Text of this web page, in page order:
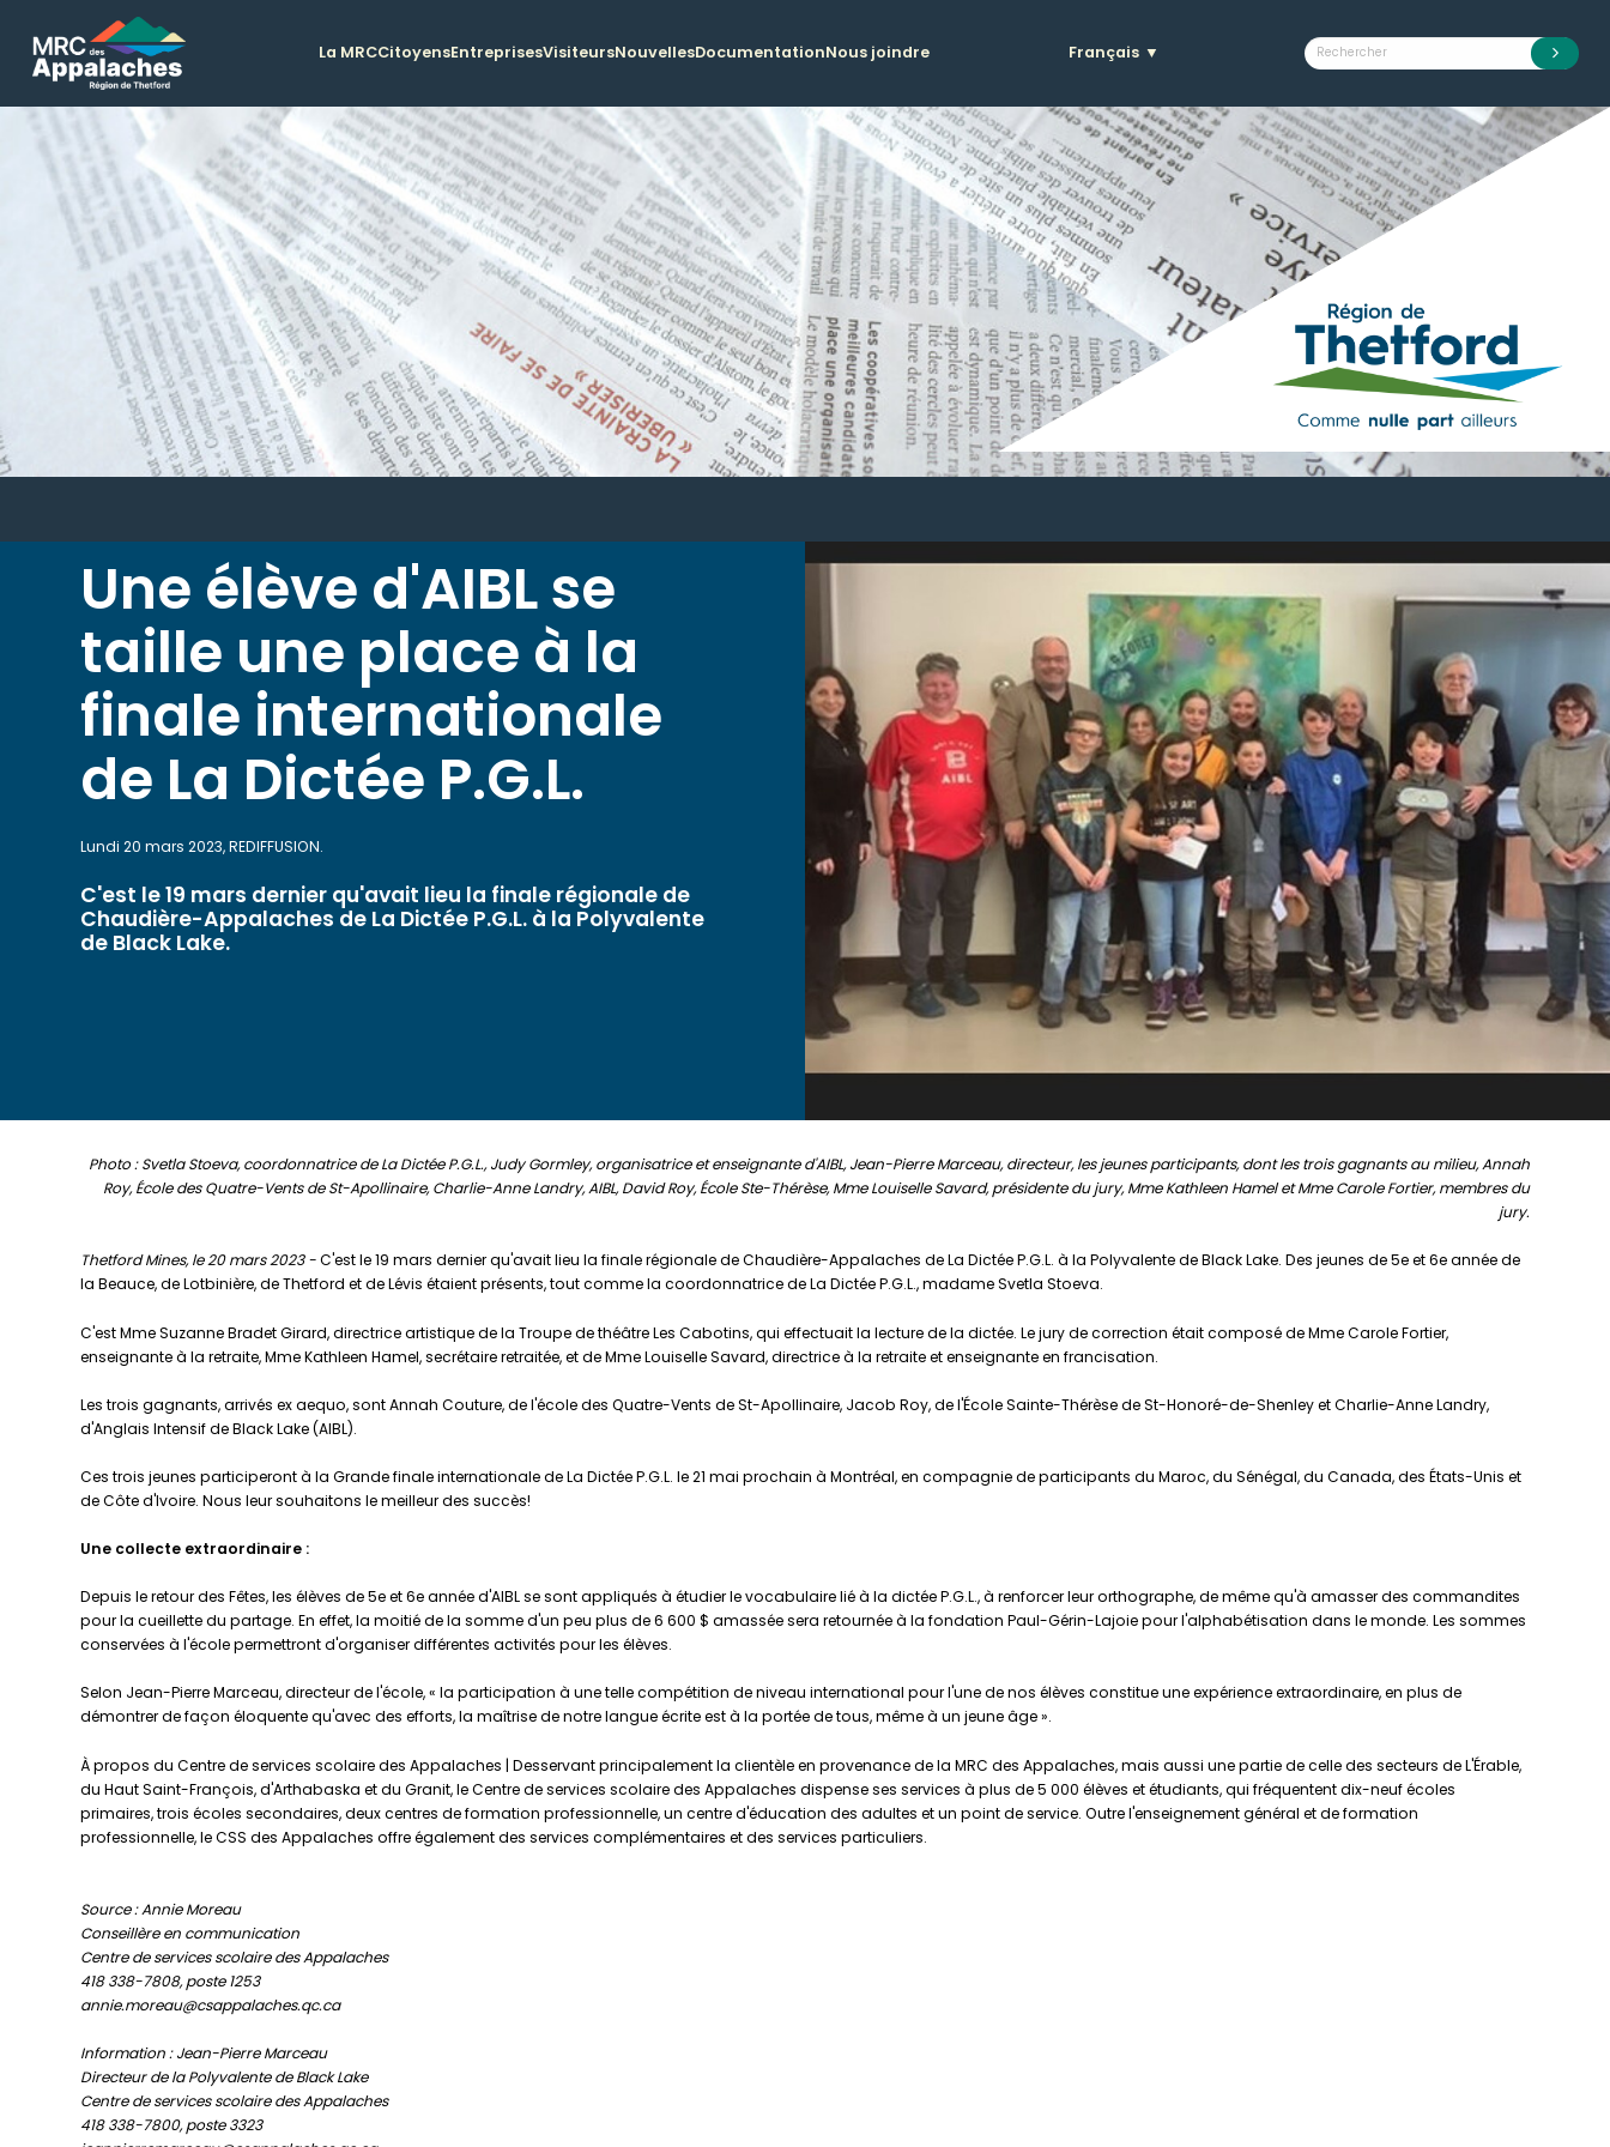
La MRCCitoyensEntreprisesVisiteursNouvellesDocumentationNous joindre Français ▼
Une élève d'AIBL se
taille une place à la
finale internationale
de La Dictée P.G.L.
Lundi 20 mars 2023, REDIFFUSION.
C'est le 19 mars dernier qu'avait lieu la finale régionale de
Chaudière-Appalaches de La Dictée P.G.L. à la Polyvalente
de Black Lake.
Photo : Svetla Stoeva, coordonnatrice de La Dictée P.G.L., Judy Gormley, organisatrice et enseignante d'AIBL, Jean-Pierre Marceau, directeur, les jeunes participants, dont les trois gagnants au milieu, Annah
Roy, École des Quatre-Vents de St-Apollinaire, Charlie-Anne Landry, AIBL, David Roy, École Ste-Thérèse, Mme Louiselle Savard, présidente du jury, Mme Kathleen Hamel et Mme Carole Fortier, membres du
jury.
Thetford Mines, le 20 mars 2023 -C'est le 19 mars dernier qu'avait lieu la finale régionale de Chaudière-Appalaches de La Dictée P.G.L. à la Polyvalente de Black Lake. Des jeunes de 5e et 6e année de
la Beauce, de Lotbinière, de Thetford et de Lévis étaient présents, tout comme la coordonnatrice de La Dictée P.G.L., madame Svetla Stoeva.
C'est Mme Suzanne Bradet Girard, directrice artistique de la Troupe de théâtre Les Cabotins, qui effectuait la lecture de la dictée. Le jury de correction était composé de Mme Carole Fortier,
enseignante à la retraite, Mme Kathleen Hamel, secrétaire retraitée, et de Mme Louiselle Savard, directrice à la retraite et enseignante en francisation.
Les trois gagnants, arrivés ex aequo, sont Annah Couture, de l'école des Quatre-Vents de St-Apollinaire, Jacob Roy, de l'École Sainte-Thérèse de St-Honoré-de-Shenley et Charlie-Anne Landry,
d'Anglais Intensif de Black Lake (AIBL).
Ces trois jeunes participeront à la Grande finale internationale de La Dictée P.G.L. le 21 mai prochain à Montréal, en compagnie de participants du Maroc, du Sénégal, du Canada, des États-Unis et
de Côte d'Ivoire. Nous leur souhaitons le meilleur des succès!
Une collecte extraordinaire :
Depuis le retour des Fêtes, les élèves de 5e et 6e année d'AIBL se sont appliqués à étudier le vocabulaire lié à la dictée P.G.L., à renforcer leur orthographe, de même qu'à amasser des commandites
pour la cueillette du partage. En effet, la moitié de la somme d'un peu plus de 6 600 $ amassée sera retournée à la fondation Paul-Gérin-Lajoie pour l'alphabétisation dans le monde. Les sommes
conservées à l'école permettront d'organiser différentes activités pour les élèves.
Selon Jean-Pierre Marceau, directeur de l'école, « la participation à une telle compétition de niveau international pour l'une de nos élèves constitue une expérience extraordinaire, en plus de
démontrer de façon éloquente qu'avec des efforts, la maîtrise de notre langue écrite est à la portée de tous, même à un jeune âge ».
À propos du Centre de services scolaire des Appalaches | Desservant principalement la clientèle en provenance de la MRC des Appalaches, mais aussi une partie de celle des secteurs de L'Érable,
du Haut Saint-François, d'Arthabaska et du Granit, le Centre de services scolaire des Appalaches dispense ses services à plus de 5 000 élèves et étudiants, qui fréquentent dix-neuf écoles
primaires, trois écoles secondaires, deux centres de formation professionnelle, un centre d'éducation des adultes et un point de service. Outre l'enseignement général et de formation
professionnelle, le CSS des Appalaches offre également des services complémentaires et des services particuliers.
Source : Annie Moreau
Conseillère en communication
Centre de services scolaire des Appalaches
418 338-7808, poste 1253
annie.moreau@csappalaches.qc.ca
Information : Jean-Pierre Marceau
Directeur de la Polyvalente de Black Lake
Centre de services scolaire des Appalaches
418 338-7800, poste 3323